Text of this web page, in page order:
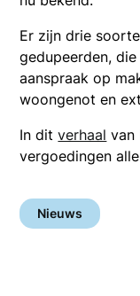
Er zijn drie
gedupeerden,
aanspraak op
woongenot en
In ditverhaal van
vergoedingen
Nieuws